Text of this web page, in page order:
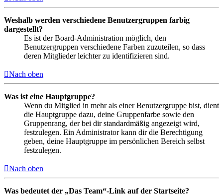
Weshalb werden verschiedene Benutzergruppen farbig
dargestellt?
Es ist der Board-Administration möglich, den
Benutzergruppen verschiedene Farben zuzuteilen, so dass
deren Mitglieder leichter zu identifizieren sind.
Nach oben
Was ist eine Hauptgruppe?
Wenn du Mitglied in mehr als einer Benutzergruppe bist, dient
die Hauptgruppe dazu, deine Gruppenfarbe sowie den
Gruppenrang, der bei dir standardmäßig angezeigt wird,
festzulegen. Ein Administrator kann dir die Berechtigung
geben, deine Hauptgruppe im persönlichen Bereich selbst
festzulegen.
Nach oben
Was bedeutet der „Das Team“-Link auf der Startseite?